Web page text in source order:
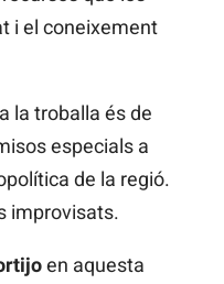
i el coneixement
la troballa és de
especials a
de la regió.
improvisats.
en aquesta